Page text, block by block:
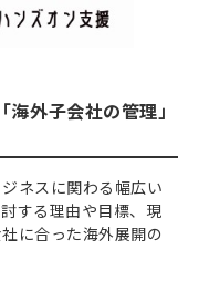
外子会社の管理」
ネスに関わる幅広い
する理由や目標、現
に合った海外展開の